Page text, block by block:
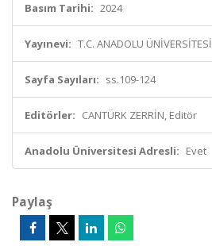
Basım Tarihi: 2024
Yayınevi: T.C. ANADOLU ÜNİVERSİTESİ
Sayfa Sayıları: ss.109-124
Editörler: CANTÜRK ZERRİN, Editör
Anadolu Üniversitesi Adresli: Evet
Paylaş